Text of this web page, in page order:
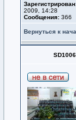
2009, 14:28
Сообщения: 366
Вернуться к